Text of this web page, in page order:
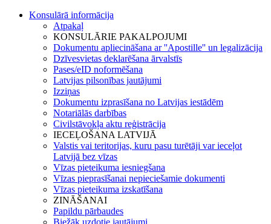
Konsulārā informācija
Atpakaļ
KONSULĀRIE PAKALPOJUMI
Dokumentu apliecināšana ar ''Apostille'' un legalizācija
Dzīvesvietas deklarēšana ārvalstīs
Pases/eID noformēšana
Latvijas pilsonības jautājumi
Izziņas
Dokumentu izprasīšana no Latvijas iestādēm
Notariālās darbības
Civilstāvokļa aktu reģistrācija
IECEĻOŠANA LATVIJĀ
Valstis vai teritorijas, kuru pasu turētāji var ieceļot
Latvijā bez vīzas
Vīzas pieteikuma iesniegšana
Vīzas pieprasīšanai nepieciešamie dokumenti
Vīzas pieteikuma izskatīšana
ZINĀŠANAI
Papildu pārbaudes
Biežāk uzdotie jautājumi